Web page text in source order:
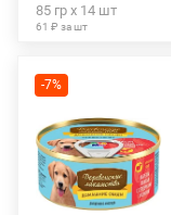
85 гр х 14 шт
61 ₽ за шт
-7%